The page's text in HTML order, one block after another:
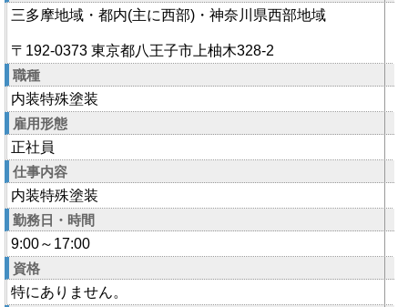
三多摩地域・都内(主に西部)・神奈川県西部地域
〒192-0373 東京都八王子市上柚木328-2
職種
内装特殊塗装
雇用形態
正社員
仕事内容
内装特殊塗装
勤務日・時間
9:00～17:00
資格
特にありません。